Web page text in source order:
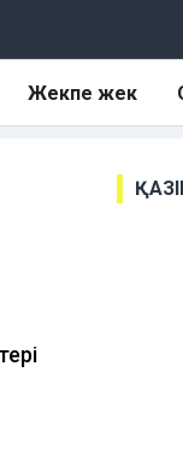
Жекпе жек